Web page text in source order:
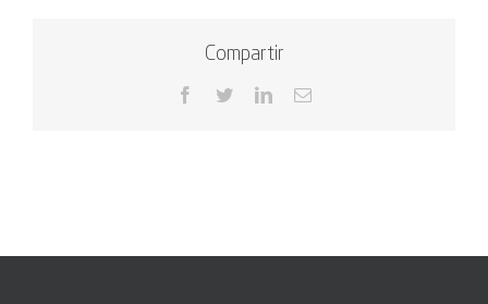
Compartir
Facebook
TwitterLinkedInCorreo